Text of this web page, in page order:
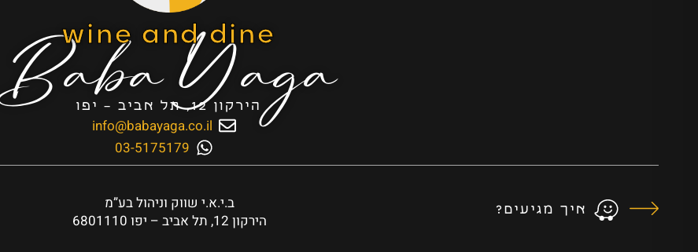
wine and dine
Baba Yaga
הירקון 12, תל אביב – יפו
info@babayaga.co.il
03-5175179
איך מגיעים?
ב.י.א.י שווק וניהול בע”מ
הירקון 12, תל אביב – יפו 6801110